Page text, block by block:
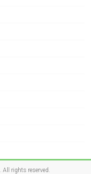
. All rights reserved.